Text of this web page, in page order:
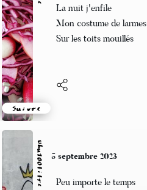
Suivre
La nuit j'enfile
Mon costume de larmes
Sur les toits mouillés
Ubu100titre 5 septembre 2023
Peu importe le temps